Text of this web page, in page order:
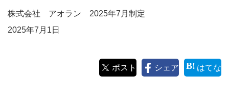
株式会社 アオラン 2025年7月制定
2025年7月1日
ポスト シェア はてな